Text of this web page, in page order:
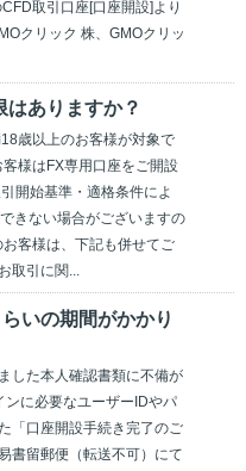
取引口座[口座開設]より
クリック 株、GMOクリッ
はありますか？
歳以上のお客様が対象で
様はFX専用口座をご開設
開始基準・適格条件によ
きない場合がございますの
客様は、下記も併せてご
取引に関...
いの期間がかかり
した本人確認書類に不備が
に必要なユーザーIDやパ
「口座開設手続き完了のご
書留郵便（転送不可）にて